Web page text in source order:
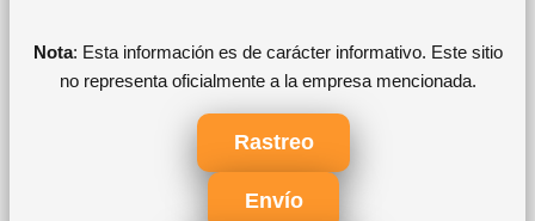
Nota: Esta información es de carácter informativo. Este sitio
no representa oficialmente a la empresa mencionada.
Rastreo
Envío